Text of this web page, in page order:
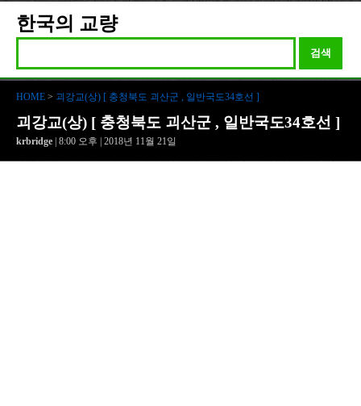
한국의 교량
검색
HOME > 괴강교(상) [ 충청북도 괴산군 , 일반국도34호선 ]
괴강교(상) [ 충청북도 괴산군 , 일반국도34호선 ]
krbridge | 8:00 오후 | 2018년 11월 21일